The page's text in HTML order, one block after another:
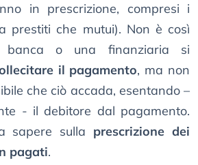
in prescrizione, compresi i
prestiti che mutui). Non è così
o una finanziaria si
il pagamento, ma non
che ciò accada, esentando –
- il debitore dal pagamento.
sapere sulla prescrizione dei
pagati.